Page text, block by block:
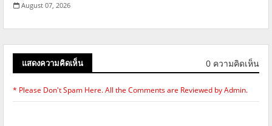
August 07, 2026
แสดงความคิดเห็น 0 ความคิดเห็น
* Please Don't Spam Here. All the Comments are Reviewed by Admin.